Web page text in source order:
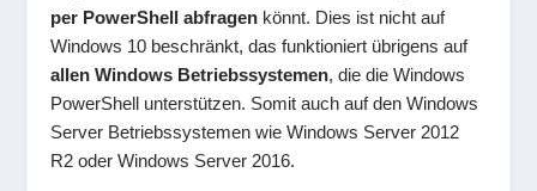
per PowerShell abfragen könnt. Dies ist nicht auf
Windows 10 beschränkt, das funktioniert übrigens auf
allen Windows Betriebssystemen, die die Windows
PowerShell unterstützen. Somit auch auf den Windows
Server Betriebssystemen wie Windows Server 2012
R2 oder Windows Server 2016.